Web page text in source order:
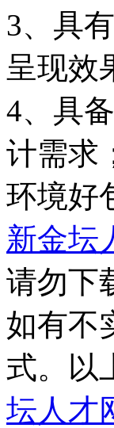
3、具
呈现效
4、具
计需求
环境好
新金坛
请勿下
如有不
式。以
坛人才